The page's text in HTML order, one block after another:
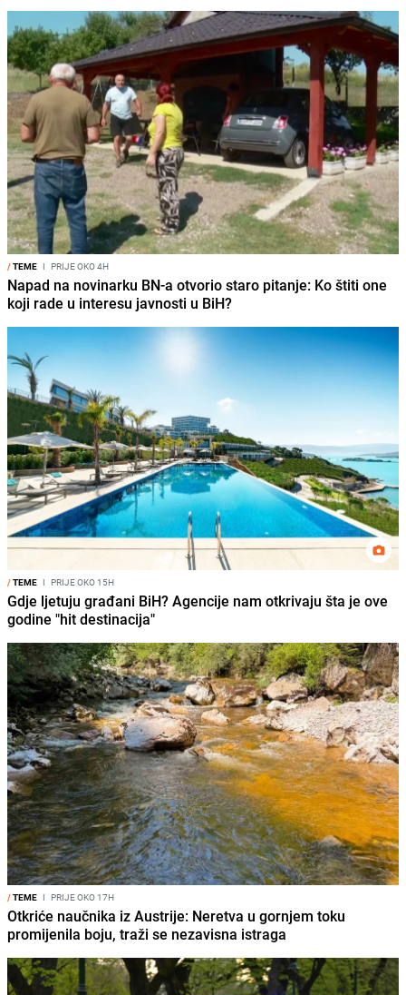
/TEME I PRIJE OKO 4H
Napad na novinarku BN-a otvorio staro pitanje: Ko štiti one
koji rade u interesu javnosti u BiH?
/TEME I PRIJE OKO 15H
Gdje ljetuju građani BiH? Agencije nam otkrivaju šta je ove
godine "hit destinacija"
/TEME I PRIJE OKO 17H
Otkriće naučnika iz Austrije: Neretva u gornjem toku
promijenila boju, traži se nezavisna istraga